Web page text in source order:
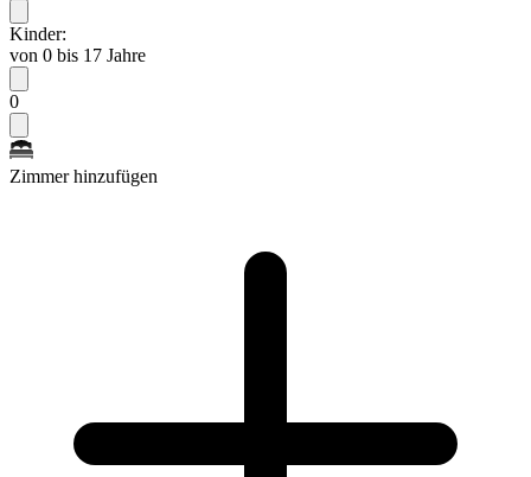
Kinder:
von 0 bis 17 Jahre
0
Zimmer hinzufügen